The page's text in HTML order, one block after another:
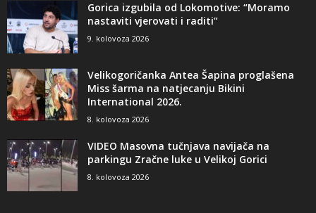
Gorica izgubila od Lokomotive: “Moramo
nastaviti vjerovati i raditi”
9. kolovoza 2026
Velikogoričanka Antea Šapina proglašena
Miss šarma na natjecanju Bikini
International 2026.
8. kolovoza 2026
VIDEO Masovna tučnjava navijača na
parkingu Zračne luke u Velikoj Gorici
8. kolovoza 2026